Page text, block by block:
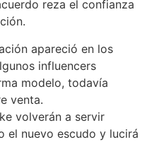
reza el confianza
apareció en los
influencers
modelo, todavía
venta.
volverán a servir
el nuevo escudo y lucirá